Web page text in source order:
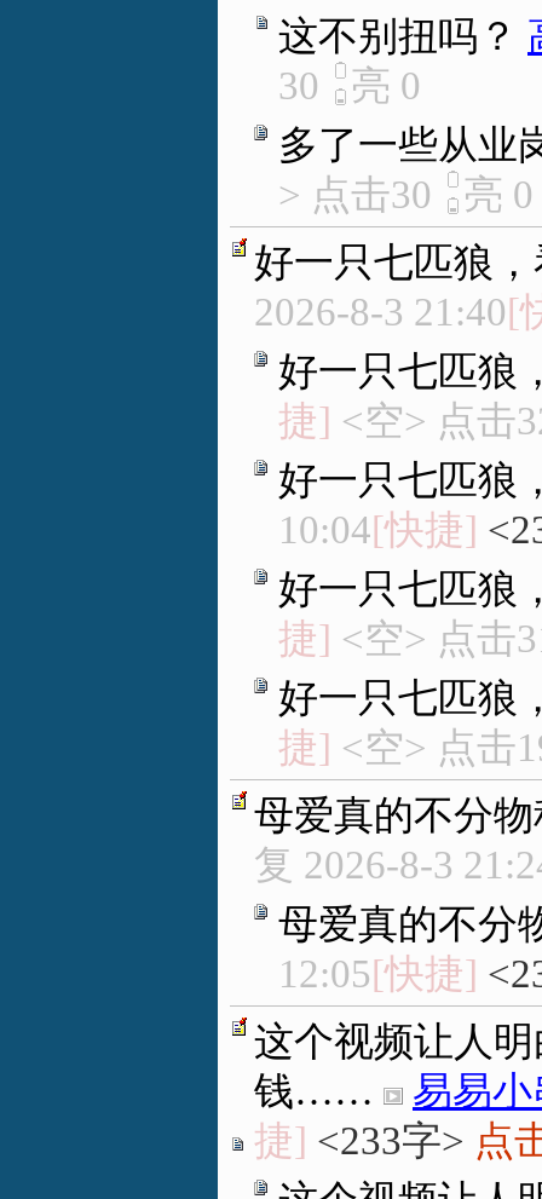
这不别扭吗？
30
亮 0
多了一些从业
> 点击30
亮 0
好一只七匹狼
2026-8-3 21:40[
好一只七匹狼
捷] <空> 点击
好一只七匹狼
10:04[快捷]
好一只七匹狼
捷] <空> 点击
好一只七匹狼
捷] <空> 点击
母爱真的不分
复 2026-8-3
母爱真的不分
12:05[快捷]
这个视频让人
钱……
易易
捷] <233字> 点